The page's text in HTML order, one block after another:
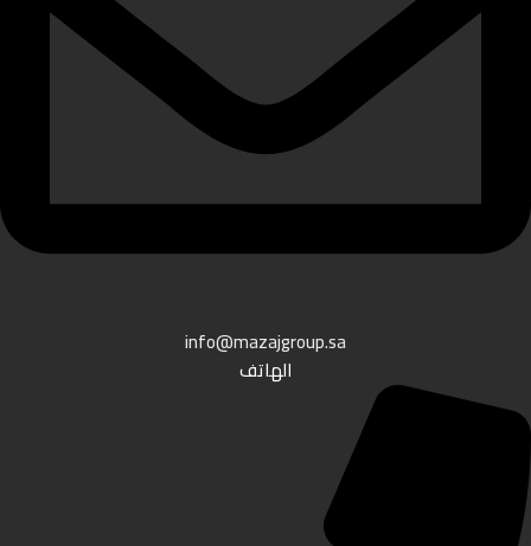
info@mazajgroup.sa
الهاتف